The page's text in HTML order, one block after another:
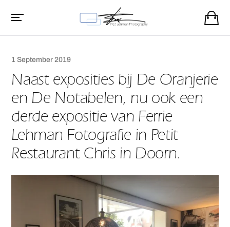
1 September 2019
Naast exposities bij De Oranjerie
en De Notabelen, nu ook een
derde expositie van Ferrie
Lehman Fotografie in Petit
Restaurant Chris in Doorn.